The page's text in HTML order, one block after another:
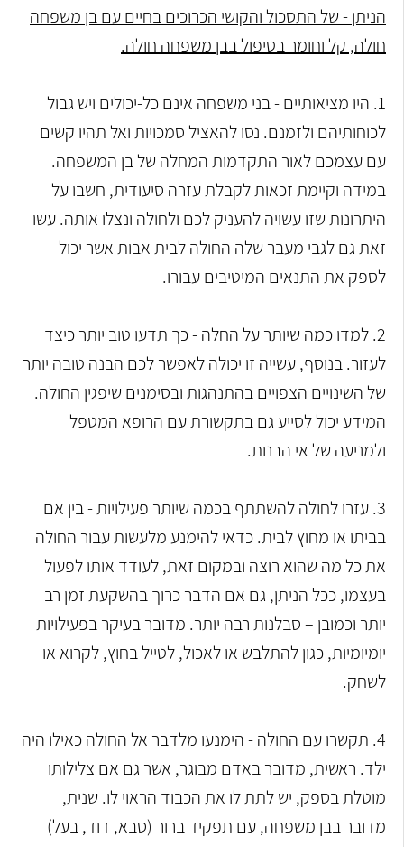
הניתן - של התסכול והקושי הכרוכים בחיים עם בן משפחה
חולה, קל וחומר בטיפול בבן משפחה חולה.
1. היו מציאותיים - בני משפחה אינם כל-יכולים ויש גבול
לכוחותיהם ולזמנם. נסו להאציל סמכויות ואל תהיו קשים
עם עצמכם לאור התקדמות המחלה של בן המשפחה.
במידה וקיימת זכאות לקבלת עזרה סיעודית, חשבו על
היתרונות שזו עשויה להעניק לכם ולחולה ונצלו אותה. עשו
זאת גם לגבי מעבר שלה החולה לבית אבות אשר יכול
לספק את התנאים המיטיבים עבורו.
2. למדו כמה שיותר על החלה - כך תדעו טוב יותר כיצד
לעזור. בנוסף, עשייה זו יכולה לאפשר לכם הבנה טובה יותר
של השינויים הצפויים בהתנהגות ובסימנים שיפגין החולה.
המידע יכול לסייע גם בתקשורת עם הרופא המטפל
ולמניעה של אי הבנות.
3. עזרו לחולה להשתתף בכמה שיותר פעילויות - בין אם
בביתו או מחוץ לבית. כדאי להימנע מלעשות עבור החולה
את כל מה שהוא רוצה ובמקום זאת, לעודד אותו לפעול
בעצמו, ככל הניתן, גם אם הדבר כרוך בהשקעת זמן רב
יותר וכמובן – סבלנות רבה יותר. מדובר בעיקר בפעילויות
יומיומיות, כגון להתלבש או לאכול, לטייל בחוץ, לקרוא או
לשחק.
4. תקשרו עם החולה - הימנעו מלדבר אל החולה כאילו היה
ילד. ראשית, מדובר באדם מבוגר, אשר גם אם צלילותו
מוטלת בספק, יש לתת לו את הכבוד הראוי לו. שנית,
מדובר בבן משפחה, עם תפקיד ברור (סבא, דוד, בעל)